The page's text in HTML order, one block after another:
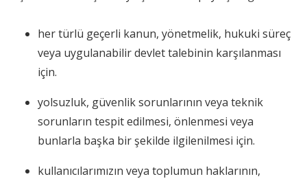
her türlü geçerli kanun, yönetmelik, hukuki süreç
veya uygulanabilir devlet talebinin karşılanması
için.
yolsuzluk, güvenlik sorunlarının veya teknik
sorunların tespit edilmesi, önlenmesi veya
bunlarla başka bir şekilde ilgilenilmesi için.
kullanıcılarımızın veya toplumun haklarının,